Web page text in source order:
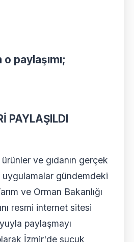
o paylaşımı;
PAYLAŞILDI
ve gıdanın gerçek
gündemdeki
ve Orman Bakanlığı
resmi internet sitesi
paylaşmayı
İzmir'de sucuk